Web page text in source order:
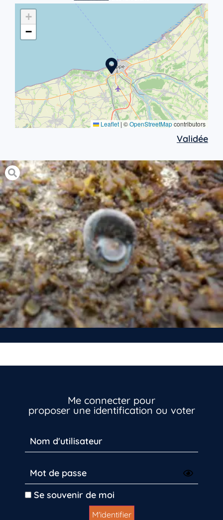
+
−
Leaflet | ©OpenStreetMapcontributors
Validée
Me connecter pour
proposer une identification ou voter
Se souvenir de moi